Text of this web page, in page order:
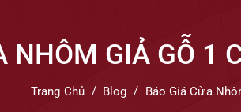
NHÔM GIẢ GỖ 1
Trang Chủ Blog Báo Giá Cửa